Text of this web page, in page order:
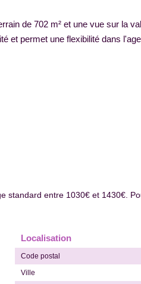
de 702 m² et une vue sur la
et permet une flexibilité dans
standard entre 1030€ et 1430€.
Localisation
Code postal
Ville